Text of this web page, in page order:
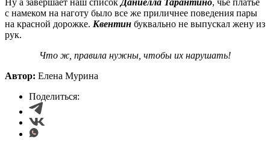
с намеком на наготу было все же приличнее поведения пары
на красной дорожке. Квентин буквально не выпускал жену из
рук.
Что ж, правила нужны, чтобы их нарушать!
Автор: Елена Мурина
Поделиться: